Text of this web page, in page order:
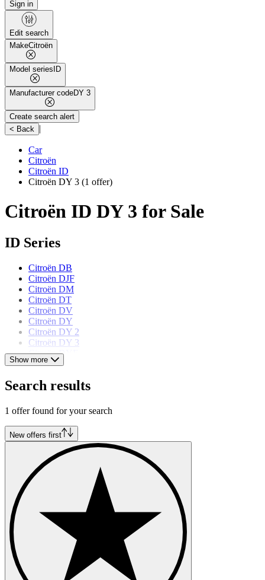
Sign in
Edit search
MakeCitroën
Model series ID
Manufacturer codeDY 3
Create search alert
< Back |
Car
Citroën
Citroën ID
Citroën DY 3 (1 offer)
Citroën ID DY 3 for Sale
ID Series
Citroën DB
Citroën DJF
Citroën DM
Citroën DT
Citroën DV
Citroën DY
Citroën DY 2
Citroën DY 3
Citroën DYF
Citroën ID19B
Citroën ID20F
Citroën models
Citroën 2 CV
Citroën Ami 6
Citroën AX
Citroën BX
Citroën CX
Citroën Méhari
Citroën SM
Citroën Traction Avant
Citroën Typ C
Citroën Type H
Show more
Search results
1 offer found for your search
New offers first